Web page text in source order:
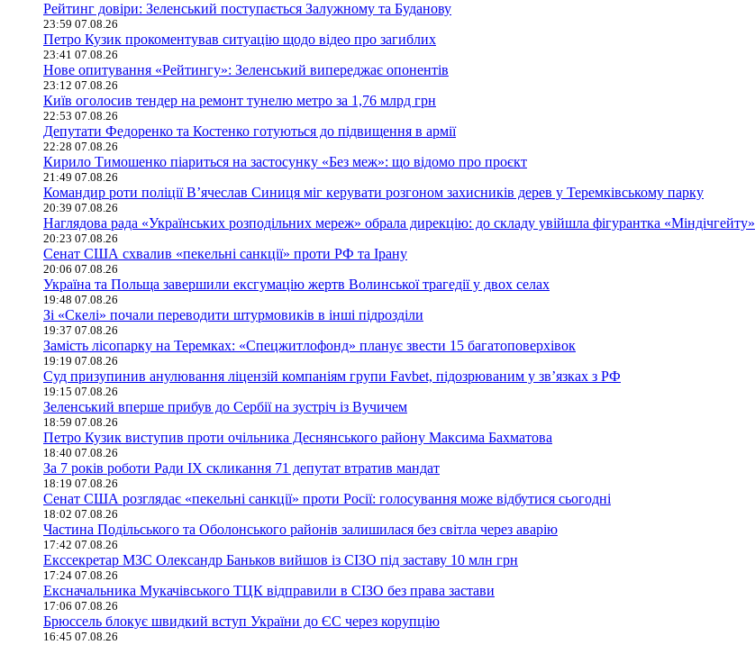
Рейтинг довіри: Зеленський поступається Залужному та Буданову
23:59 07.08.26
Петро Кузик прокоментував ситуацію щодо відео про загиблих
23:41 07.08.26
Нове опитування «Рейтингу»: Зеленський випереджає опонентів
23:12 07.08.26
Київ оголосив тендер на ремонт тунелю метро за 1,76 млрд грн
22:53 07.08.26
Депутати Федоренко та Костенко готуються до підвищення в армії
22:28 07.08.26
Кирило Тимошенко піариться на застосунку «Без меж»: що відомо про проєкт
21:49 07.08.26
Командир роти поліції В’ячеслав Синиця міг керувати розгоном захисників дерев у Теремківському парку
20:39 07.08.26
Наглядова рада «Українських розподільних мереж» обрала дирекцію: до складу увійшла фігурантка «Міндічгейту»
20:23 07.08.26
Сенат США схвалив «пекельні санкції» проти РФ та Ірану
20:06 07.08.26
Україна та Польща завершили ексгумацію жертв Волинської трагедії у двох селах
19:48 07.08.26
Зі «Скелі» почали переводити штурмовиків в інші підрозділи
19:37 07.08.26
Замість лісопарку на Теремках: «Спецжитлофонд» планує звести 15 багатоповерхівок
19:19 07.08.26
Суд призупинив анулювання ліцензій компаніям групи Favbet, підозрюваним у зв’язках з РФ
19:15 07.08.26
Зеленський вперше прибув до Сербії на зустріч із Вучичем
18:59 07.08.26
Петро Кузик виступив проти очільника Деснянського району Максима Бахматова
18:40 07.08.26
За 7 років роботи Ради IX скликання 71 депутат втратив мандат
18:19 07.08.26
Сенат США розглядає «пекельні санкції» проти Росії: голосування може відбутися сьогодні
18:02 07.08.26
Частина Подільського та Оболонського районів залишилася без світла через аварію
17:42 07.08.26
Екссекретар МЗС Олександр Баньков вийшов із СІЗО під заставу 10 млн грн
17:24 07.08.26
Ексначальника Мукачівського ТЦК відправили в СІЗО без права застави
17:06 07.08.26
Брюссель блокує швидкий вступ України до ЄС через корупцію
16:45 07.08.26